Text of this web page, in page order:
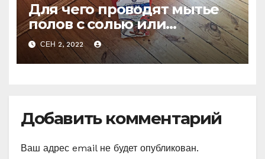
Для чего проводят мытье
полов с солью или
очевидное — невероятное
СЕН 2, 2022
Добавить комментарий
Ваш адрес email не будет опубликован.